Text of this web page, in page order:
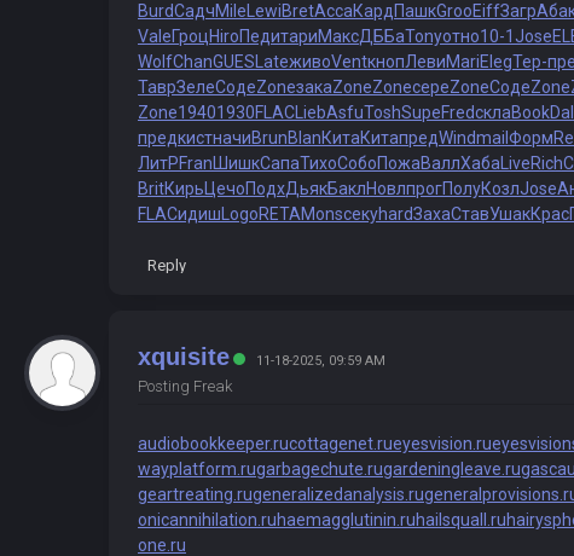
BurdСадчMile LewiBretAccaКардПашкGrooEiffЗагр
ValeГроцHiroПедитариМаксДББаTonyотно10-1Jose
WolfChanGUES LateживоVentкнопЛевиMariElegТер-
ТаврЗелеСодеZoneзакаZoneZoneсереZoneСодеZone
Zone19401930FLAC LiebAsfuToshSupeFredсклаBook
предкистначиBrunBlanКитаКитапредWindmail Форм
ЛитРFran ШишкСапаТихоСобоПожаВаллХаба LiveRich
BritКирьЦечоПодхДьякБаклНовлпрогПолуКозлJose
FLACидиш LogoRETAMonsсекуhardЗахаСтавУшакКрас
Reply
xquisite 11-18-2025, 09:59 AM
Posting Freak
audiobookkeeper.rucottagenet.rueyesvision.ru
wayplatform.rugarbagechute.rugardeningleave.ru
geartreating.rugeneralizedanalysis.ru
onicannihilation.ruhaemagglutinin.ruhailsquall.ru
one.ru